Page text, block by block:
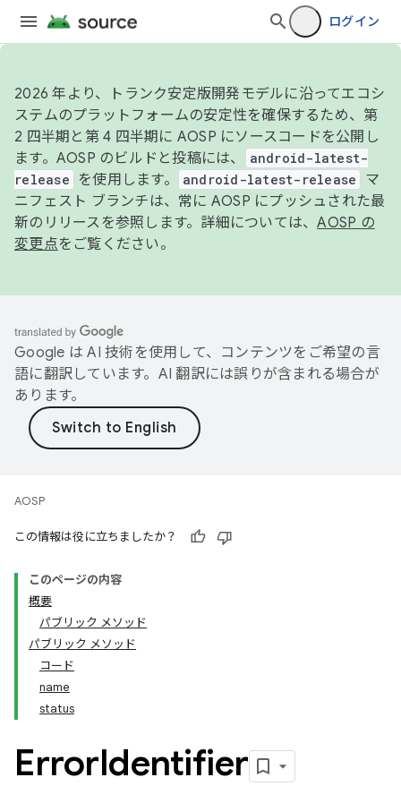
ログイン
2026 年より、トランク安定版開発モデルに沿ってエコシ
ステムのプラットフォームの安定性を確保するため、第
2 四半期と第 4 四半期に AOSP にソースコードを公開し
ます。AOSP のビルドと投稿には、
android-latest-
release
を使用します。 android-latest-release
マ
ニフェスト ブランチは、常に AOSP にプッシュされた最
新のリリースを参照します。詳細については、AOSP の
変更点をご覧ください。
Google は AI 技術を使用して、コンテンツをご希望の言
語に翻訳しています。AI 翻訳には誤りが含まれる場合が
あります。
AOSP
この情報は役に立ちましたか？
このページの内容
概要
パブリック メソッド
パブリック メソッド
コード
name
status
ErrorIdentifier